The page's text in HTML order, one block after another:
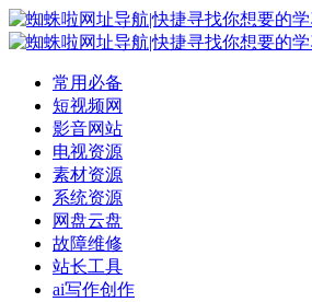
常用必备
短视频网
影音网站
电视资源
素材资源
系统资源
网盘云盘
故障维修
站长工具
ai写作创作